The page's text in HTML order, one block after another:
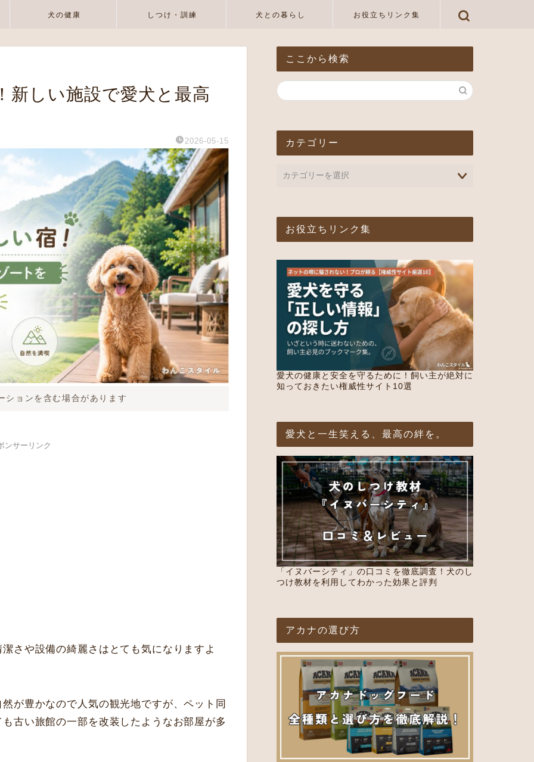
犬の健康 しつけ・訓練 犬との暮らし お役立ちリンク集
新しい施設で愛犬と最高
2026-05-15
ションを含む場合があります
ンサーリンク
さや設備の綺麗さはとても気になりますよ
が豊かなので人気の観光地ですが、ペット同
古い旅館の一部を改装したようなお部屋が多
ここから検索
カテゴリー
お役立ちリンク集
愛犬の健康と安全を守るために！飼い主が絶対に
知っておきたい権威性サイト10選
愛犬と一生笑える、最高の絆を。
「イヌバーシティ」の口コミを徹底調査！犬のし
つけ教材を利用してわかった効果と評判
アカナの選び方